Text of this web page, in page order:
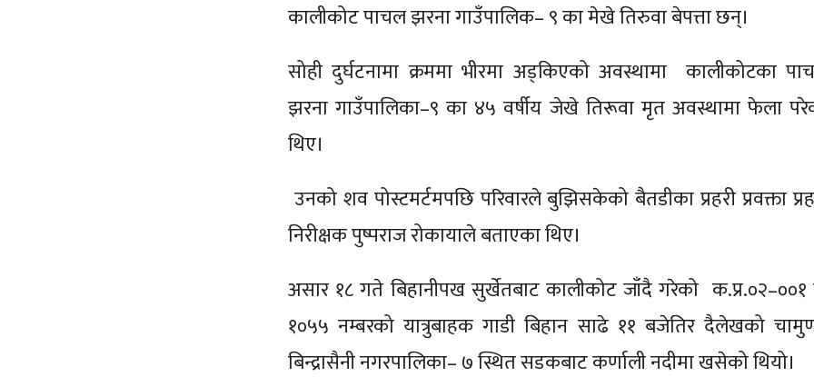
कालीकोट पाचल झरना गाउँपालिक– ९ का मेखे तिरुवा बेपत्ता छन्।
सोही दुर्घटनामा क्रममा भीरमा अड्किएको अवस्थामा कालीकोटका
झरना गाउँपालिका–९ का ४५ वर्षीय जेखे तिरूवा मृत अवस्थामा फेला
थिए।
उनको शव पोस्टमर्टमपछि परिवारले बुझिसकेको बैतडीका प्रहरी प्रवक्ता
निरीक्षक पुष्पराज रोकायाले बताएका थिए।
असार १८ गते बिहानीपख सुर्खेतबाट कालीकोट जाँदै गरेको
१०५५ नम्बरको यात्रुबाहक गाडी बिहान साढे ११ बजेतिर दैलेखको
बिन्द्रासैनी नगरपालिका– ७ स्थित सडकबाट कर्णाली नदीमा खसेको थियो।